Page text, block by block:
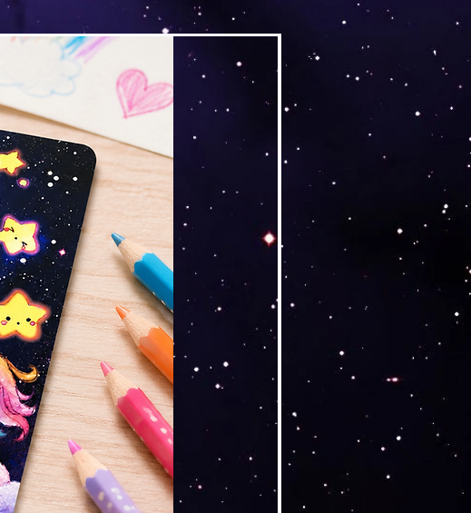
Versand by Tiny Tami